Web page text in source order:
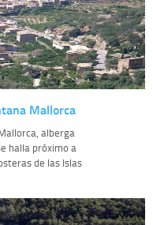
Mallorca
alberga
halla próximo a
de las Islas